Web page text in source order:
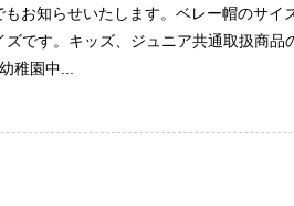
お知らせいたします。ベレー帽のサイ
です。キッズ、ジュニア共通取扱商品
稚園中...